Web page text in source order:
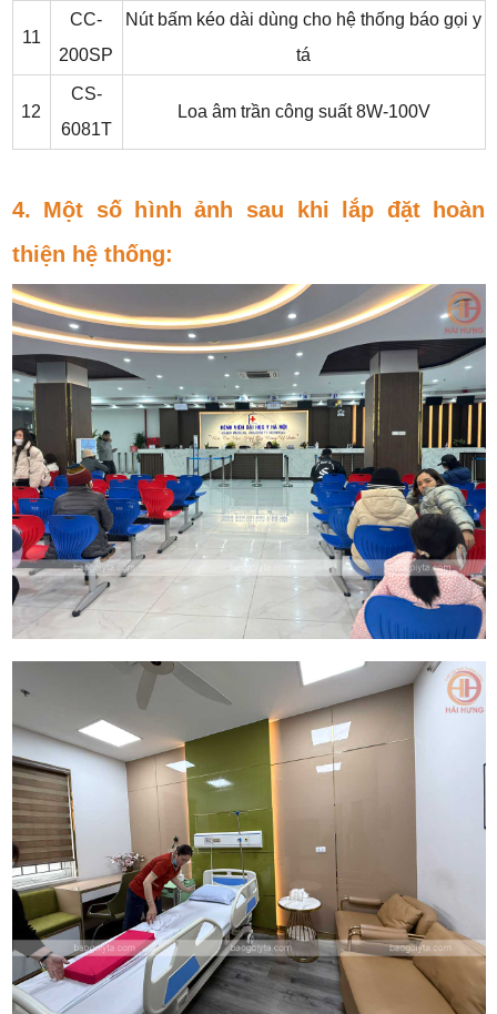
11
CC-
200SP
Nút bấm kéo dài dùng cho hệ thống báo gọi y
tá
12
CS-
6081T
Loa âm trần công suất 8W-100V
4. Một số hình ảnh sau khi lắp đặt hoàn
thiện hệ thống: